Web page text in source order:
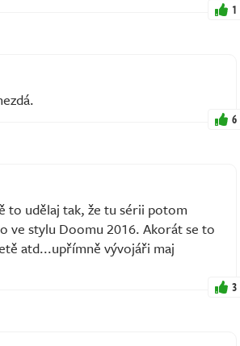
1
6
to udělaj tak, že tu sérii potom
ve stylu Doomu 2016. Akorát se to
atd...upřímně vývojáři maj
3